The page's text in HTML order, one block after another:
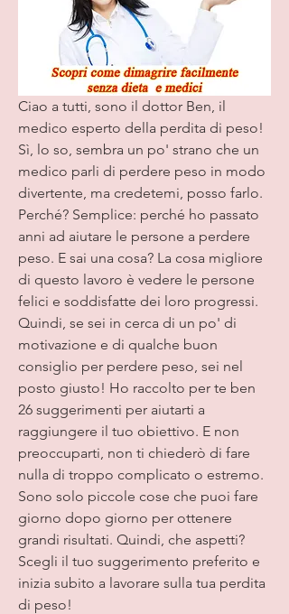
Ciao a tutti, sono il dottor Ben, il
medico esperto della perdita di peso!
Sì, lo so, sembra un po' strano che un
medico parli di perdere peso in modo
divertente, ma credetemi, posso farlo.
Perché? Semplice: perché ho passato
anni ad aiutare le persone a perdere
peso. E sai una cosa? La cosa migliore
di questo lavoro è vedere le persone
felici e soddisfatte dei loro progressi.
Quindi, se sei in cerca di un po' di
motivazione e di qualche buon
consiglio per perdere peso, sei nel
posto giusto! Ho raccolto per te ben
26 suggerimenti per aiutarti a
raggiungere il tuo obiettivo. E non
preoccuparti, non ti chiederò di fare
nulla di troppo complicato o estremo.
Sono solo piccole cose che puoi fare
giorno dopo giorno per ottenere
grandi risultati. Quindi, che aspetti?
Scegli il tuo suggerimento preferito e
inizia subito a lavorare sulla tua perdita
di peso!